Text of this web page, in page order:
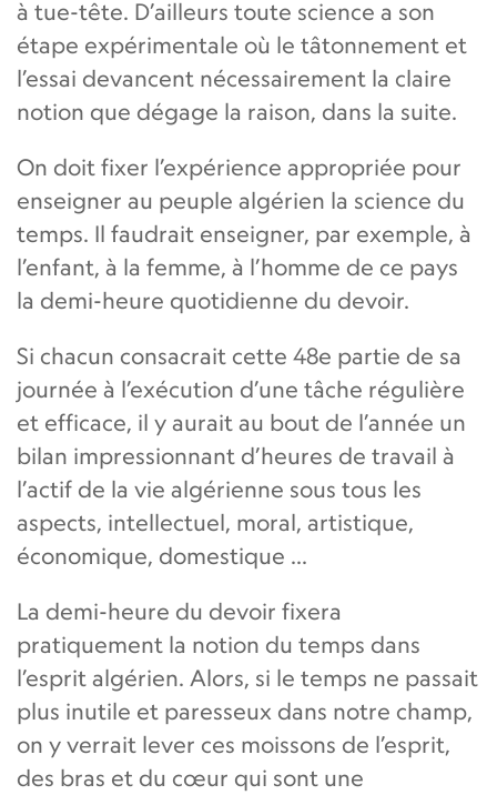
à tue-tête. D’ailleurs toute science a son
étape expérimentale où le tâtonnement et
l’essai devancent nécessairement la claire
notion que dégage la raison, dans la suite.
On doit fixer l’expérience appropriée pour
enseigner au peuple algérien la science du
temps. Il faudrait enseigner, par exemple, à
l’enfant, à la femme, à l’homme de ce pays
la demi-heure quotidienne du devoir.
Si chacun consacrait cette 48e partie de sa
journée à l’exécution d’une tâche régulière
et efficace, il y aurait au bout de l’année un
bilan impressionnant d’heures de travail à
l’actif de la vie algérienne sous tous les
aspects, intellectuel, moral, artistique,
économique, domestique ...
La demi-heure du devoir fixera
pratiquement la notion du temps dans
l’esprit algérien. Alors, si le temps ne passait
plus inutile et paresseux dans notre champ,
on y verrait lever ces moissons de l’esprit,
des bras et du cœur qui sont une